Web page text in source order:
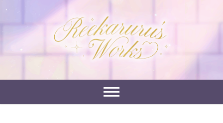
れーかるる's
works
れーかるるの運営するイラストポートフォリオサイ
トです。